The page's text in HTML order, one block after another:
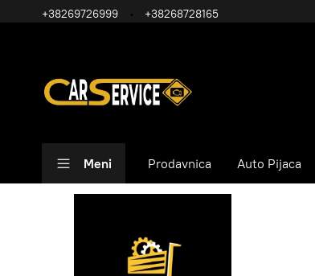
+38269726999 +38268728165
Meni Prodavnica Auto Pijaca